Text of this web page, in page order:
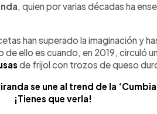
, quien por varias décadas ha
han superado la imaginación y
de ello es cuando, en 2019, circuló
de frijol con trozos de queso
se une al trend de la
¡Tienes que verla!